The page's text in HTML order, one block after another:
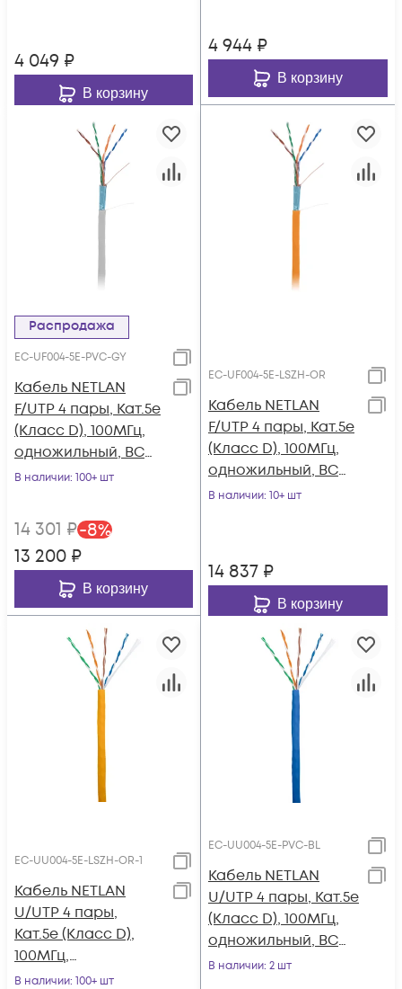
4 049 ₽
В корзину
4 944 ₽
В корзину
Распродажа
EC-UF004-5E-PVC-GY
Кабель NETLAN
F/UTP 4 пары, Кат.5e
(Класс D), 100МГц,
одножильный, BC
(чистая медь),
нг(B), серый, 305м
В наличии: 100+ шт
14 301 ₽-8%
13 200 ₽
В корзину
EC-UF004-5E-LSZH-OR
Кабель NETLAN
F/UTP 4 пары, Кат.5e
(Класс D), 100МГц,
одножильный, BC
(чистая медь),
В наличии: 10+ шт
14 837 ₽
В корзину
EC-UU004-5E-LSZH-OR-1
Кабель NETLAN
U/UTP 4 пары,
Кат.5e (Класс D),
100МГц,
одножильный, BC
В наличии: 100+ шт
EC-UU004-5E-PVC-BL
Кабель NETLAN
U/UTP 4 пары, Кат.5e
(Класс D), 100МГц,
одножильный, BC
(чистая медь),
В наличии: 2 шт